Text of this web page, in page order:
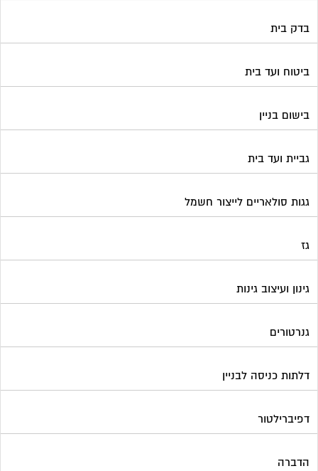
בדק בית
ביטוח ועד בית
בישום בניין
גביית ועד בית
גגות סולאריים לייצור חשמל
גז
גינון ועיצוב גינות
גנרטורים
דלתות כניסה לבניין
דפיברילטור
הדברה